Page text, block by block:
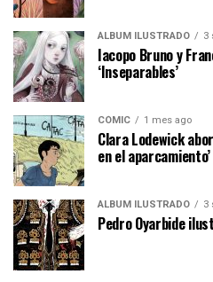
ÁLBUM ILUSTRADO 3
Iacopo Bruno y
‘Inseparables’
CÓMIC 1 mes ago
Clara Lodewick
en el aparcamiento’
ÁLBUM ILUSTRADO 3
Pedro Oyarbide